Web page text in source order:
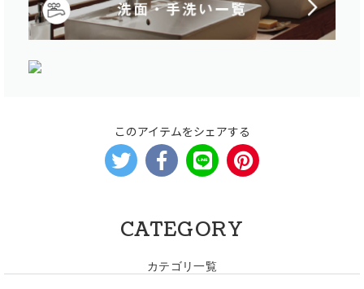
このアイテムをシェアする
CATEGORY
カテゴリ一覧